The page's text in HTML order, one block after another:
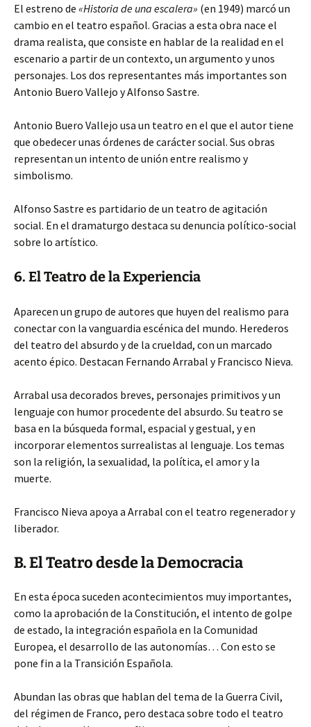
El estreno de «Historia de una escalera» (en 1949) marcó un
cambio en el teatro español. Gracias a esta obra nace el
drama realista, que consiste en hablar de la realidad en el
escenario a partir de un contexto, un argumento y unos
personajes. Los dos representantes más importantes son
Antonio Buero Vallejo y Alfonso Sastre.
Antonio Buero Vallejo usa un teatro en el que el autor tiene
que obedecer unas órdenes de carácter social. Sus obras
representan un intento de unión entre realismo y
simbolismo.
Alfonso Sastre es partidario de un teatro de agitación
social. En el dramaturgo destaca su denuncia político-social
sobre lo artístico.
6. El Teatro de la Experiencia
Aparecen un grupo de autores que huyen del realismo para
conectar con la vanguardia escénica del mundo. Herederos
del teatro del absurdo y de la crueldad, con un marcado
acento épico. Destacan Fernando Arrabal y Francisco Nieva.
Arrabal usa decorados breves, personajes primitivos y un
lenguaje con humor procedente del absurdo. Su teatro se
basa en la búsqueda formal, espacial y gestual, y en
incorporar elementos surrealistas al lenguaje. Los temas
son la religión, la sexualidad, la política, el amor y la
muerte.
Francisco Nieva apoya a Arrabal con el teatro regenerador y
liberador.
B. El Teatro desde la Democracia
En esta época suceden acontecimientos muy importantes,
como la aprobación de la Constitución, el intento de golpe
de estado, la integración española en la Comunidad
Europea, el desarrollo de las autonomías… Con esto se
pone fin a la Transición Española.
Abundan las obras que hablan del tema de la Guerra Civil,
del régimen de Franco, pero destaca sobre todo el teatro